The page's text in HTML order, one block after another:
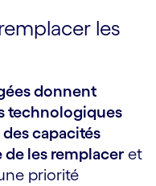
les
donnent
technologiques
capacités
les remplacer et
priorité